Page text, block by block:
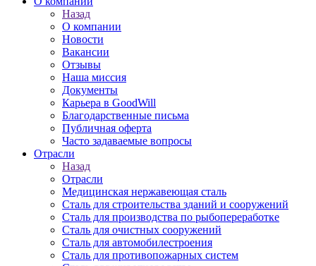
Назад
О компании
Новости
Вакансии
Отзывы
Наша миссия
Документы
Карьера в GoodWill
Благодарственные письма
Публичная оферта
Часто задаваемые вопросы
Отрасли
Назад
Отрасли
Медицинcкая нержавеющая сталь
Сталь для строительства зданий и сооружений
Сталь для производства по рыбопереработке
Сталь для очистных сооружений
Сталь для автомобилестроения
Сталь для противопожарных систем